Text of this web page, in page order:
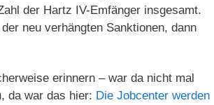
der Hartz IV-Emfänger insgesamt.
neu verhängten Sanktionen, dann
erinnern – war da nicht mal
da war das hier: Die Jobcenter werden